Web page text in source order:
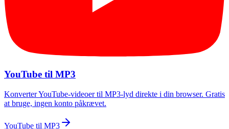
YouTube til MP3
Konverter YouTube-videoer til MP3-lyd direkte i din browser. Gratis
at bruge, ingen konto påkrævet.
YouTube til MP3